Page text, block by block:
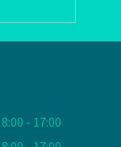
8:00 - 17:00